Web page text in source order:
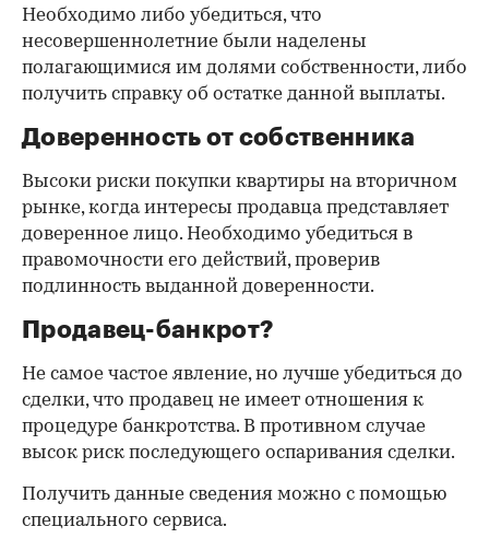
Необходимо либо убедиться, что
несовершеннолетние были наделены
полагающимися им долями собственности, либо
получить справку об остатке данной выплаты.
Доверенность от собственника
Высоки риски покупки квартиры на вторичном
рынке, когда интересы продавца представляет
доверенное лицо. Необходимо убедиться в
правомочности его действий, проверив
подлинность выданной доверенности.
Продавец-банкрот?
Не самое частое явление, но лучше убедиться до
сделки, что продавец не имеет отношения к
процедуре банкротства. В противном случае
высок риск последующего оспаривания сделки.
Получить данные сведения можно с помощью
специального сервиса.